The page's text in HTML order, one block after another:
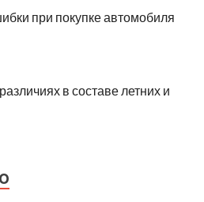
при покупке автомобиля
в составе летних и